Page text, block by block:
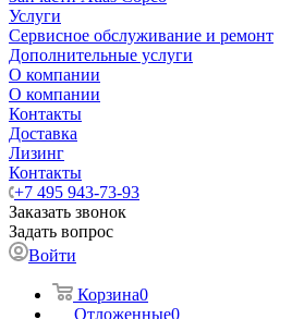
Услуги
Сервисное обслуживание и ремонт
Дополнительные услуги
О компании
О компании
Контакты
Доставка
Лизинг
Контакты
+7 495 943-73-93
Заказать звонок
Задать вопрос
Войти
Корзина0
Отложенные0